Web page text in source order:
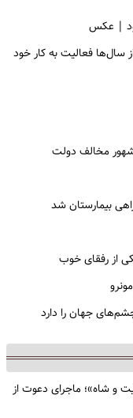
|‌ عکس
سال‌ها فعالیت به کار خود
مخالف دولت
بیمارستان شد
از رفقای خوب
جهان را دارد
و شاه»؛ ماجرای دعوت از